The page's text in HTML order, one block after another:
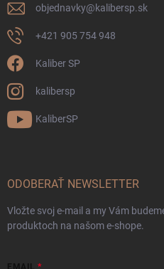
objednavky@kalibersp.sk
+421 905 754 948
Kaliber SP
kalibersp
KaliberSP
ODOBERAŤ NEWSLETTER
Vložte svoj e-mail a my Vám
produktoch na našom e-shope.